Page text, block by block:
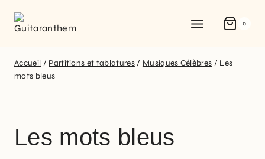
0
Accueil / Partitions et tablatures / Musiques Célèbres / Les
mots bleus
Les mots bleus